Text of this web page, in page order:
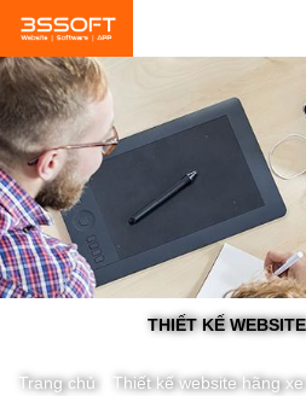
main
content
THIẾT KẾ
Trang chủ Thiết kế website hãng